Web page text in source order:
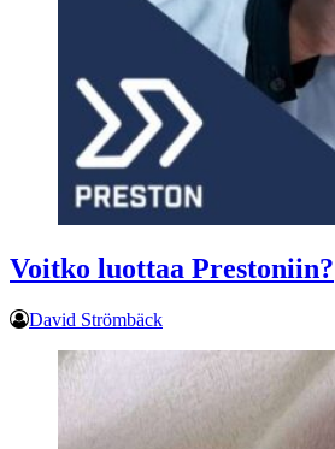
Voitko luottaa Prestoniin?
David Strömbäck